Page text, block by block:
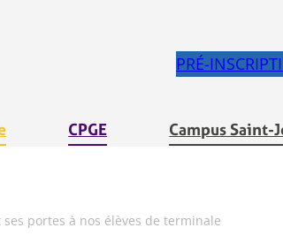
PRÉ-
CPGE Campus Saint-
ses portes à nos élèves de terminale